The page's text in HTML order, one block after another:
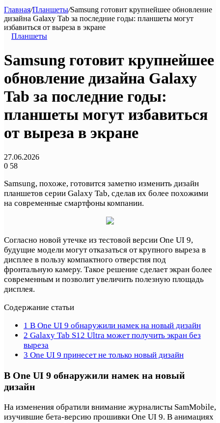
Главная/Планшеты/Samsung готовит крупнейшее обновление
дизайна Galaxy Tab за последние годы: планшеты могут
избавиться от выреза в экране
Планшеты
Samsung готовит крупнейшее
обновление дизайна Galaxy
Tab за последние годы:
планшеты могут избавиться
от выреза в экране
27.06.2026
0 58
Samsung, похоже, готовится заметно изменить дизайн
планшетов серии Galaxy Tab, сделав их более похожими
на современные смартфоны компании.
Согласно новой утечке из тестовой версии One UI 9,
будущие модели могут отказаться от крупного выреза в
дисплее в пользу компактного отверстия под
фронтальную камеру. Такое решение сделает экран более
современным и позволит увеличить полезную площадь
дисплея.
Содержание статьи
1 В One UI 9 обнаружили намек на новый дизайн
2 Galaxy Tab S12 Ultra может получить экран без
выреза
3 One UI 9 принесет не только новый дизайн
В One UI 9 обнаружили намек на новый
дизайн
На изменения обратили внимание журналисты SamMobile,
изучившие бета-версию прошивки One UI 9. В анимациях